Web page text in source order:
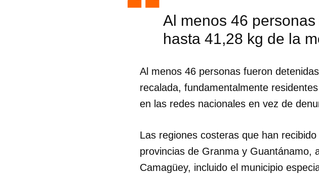
Al menos 46
hasta 41,28 kg de la
Al menos 46 personas fueron
recalada, fundamentalmente
en las redes nacionales en vez de
Las regiones costeras que han
provincias de Granma y Guantánamo,
Camagüey, incluido el municipio